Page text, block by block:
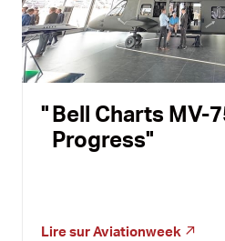
Bell Charts MV-
Progress
Lire surAviationweek